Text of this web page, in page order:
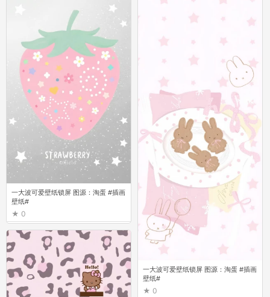
一大波可爱壁纸锁屏 图源：淘蛋 #插画
壁纸#
0
一大波可爱壁纸锁屏 图源：淘蛋 #插画
壁纸#
0